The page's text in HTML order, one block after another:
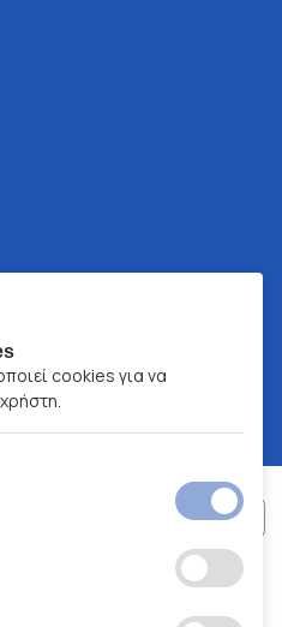
Α.Ε.
cookies για να